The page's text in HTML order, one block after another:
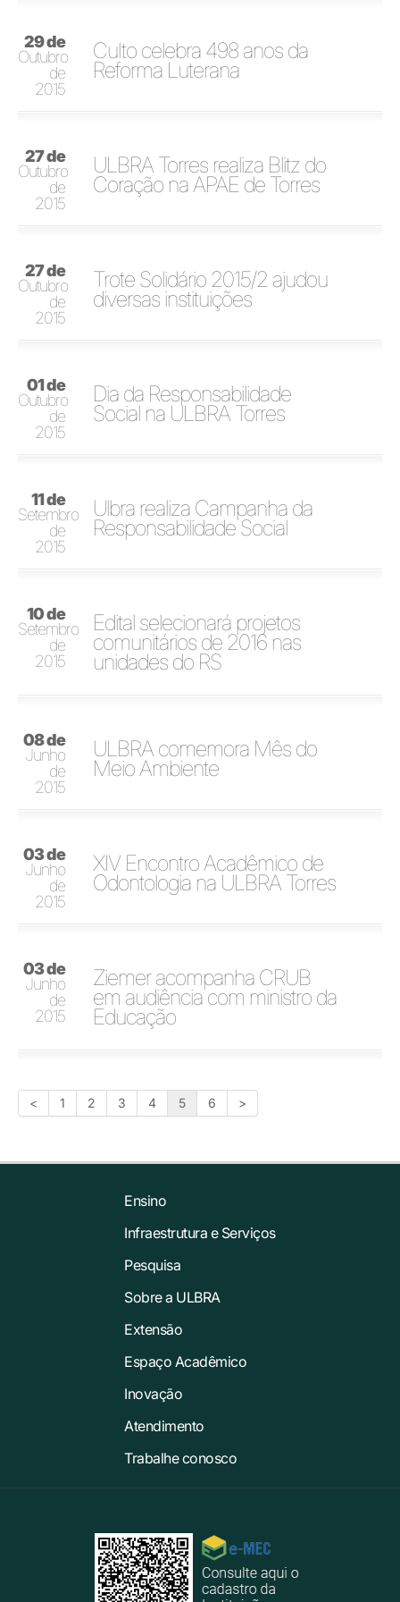
29 de
Outubro
de
2015
Culto celebra 498 anos da
Reforma Luterana
27 de
Outubro
de
2015
ULBRA Torres realiza Blitz do
Coração na APAE de Torres
27 de
Outubro
de
2015
Trote Solidário 2015/2 ajudou
diversas instituições
01 de
Outubro
de
2015
Dia da Responsabilidade
Social na ULBRA Torres
11 de
Setembro
de
2015
Ulbra realiza Campanha da
Responsabilidade Social
10 de
Setembro
de
2015
Edital selecionará projetos
comunitários de 2016 nas
unidades do RS
08 de
Junho
de
2015
ULBRA comemora Mês do
Meio Ambiente
03 de
Junho
de
2015
XIV Encontro Acadêmico de
Odontologia na ULBRA Torres
03 de
Junho
de
2015
Ziemer acompanha CRUB
em audiência com ministro da
Educação
< 1 2 3 4 5 6 >
Ensino
Infraestrutura e Serviços
Pesquisa
Sobre a ULBRA
Extensão
Espaço Acadêmico
Inovação
Atendimento
Trabalhe conosco